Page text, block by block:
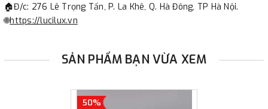
🏠Đ/c: 276 Lê Trọng Tấn, P. La Khê, Q. Hà Đông, TP Hà Nội.
🌐https://lucilux.vn
SẢN PHẨM BẠN VỪA XEM
50%